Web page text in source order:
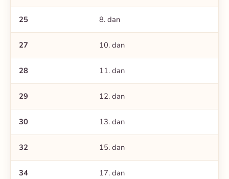
25 8. dan
27 10. dan
28 11. dan
29 12. dan
30 13. dan
32 15. dan
34 17. dan